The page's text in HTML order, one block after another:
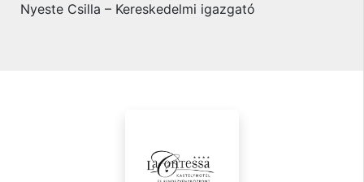
Nyeste Csilla – Kereskedelmi igazgató